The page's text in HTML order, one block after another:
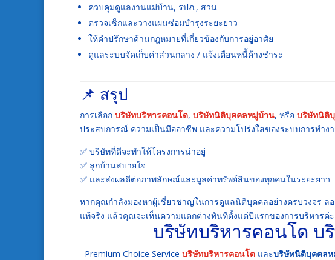
ควบคุมดูแลงานแม่บ้าน, รปภ., สวน
ตรวจเช็กและวางแผนซ่อมบำรุงระยะยาว
ให้คำปรึกษาด้านกฎหมายที่เกี่ยวข้องกับการอยู่อาศัย
ดูแลระบบจัดเก็บค่าส่วนกลาง / แจ้งเตือนหนี้ค้างชำระ
📌 สรุป
การเลือก บริษัทบริหารคอนโด, บริษัทนิติบุคคลหมู่บ้าน, หรือ บริษัทนิติ
ประสบการณ์ ความเป็นมืออาชีพ และความโปร่งใสของระบบการทำง
✅ บริษัทที่ดีจะทำให้โครงการน่าอยู่
✅ ลูกบ้านสบายใจ
✅ และส่งผลดีต่อภาพลักษณ์และมูลค่าทรัพย์สินของทุกคนในระยะยาว
หากคุณกำลังมองหาผู้เชี่ยวชาญในการดูแลนิติบุคคลอย่างครบวงจร ล
แท้จริง แล้วคุณจะเห็นความแตกต่างทันทีตั้งแต่ปีแรกของการบริหารค่ะ
บริษัทบริหารคอนโด บ
Premium Choice Serviceบริษัทบริหารคอนโด และบริษัทนิติบุคคล